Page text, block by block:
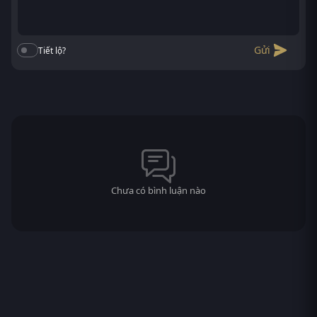
Tiết lộ? Gửi
Chưa có bình luận nào